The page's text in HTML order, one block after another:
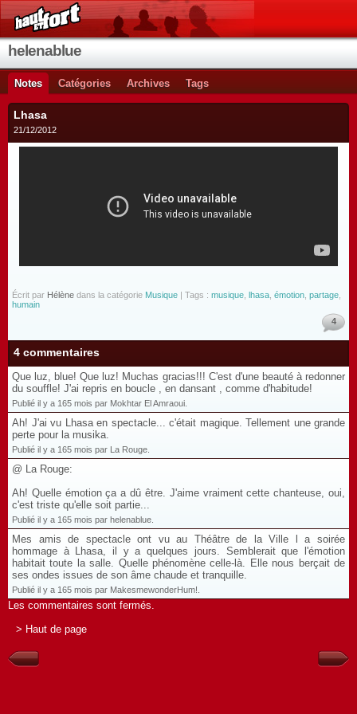
helenablue
Notes Catégories Archives Tags
Lhasa
21/12/2012
Écrit par Hélène dans la catégorie Musique | Tags : musique lhasa émotion partage
humain
4
4 commentaires
Que luz, blue! Que luz! Muchas gracias!!! C'est d'une beauté à redonner
du souffle! J'ai repris en boucle , en dansant , comme d'habitude!
Publié il y a 165 mois par Mokhtar El Amraoui.
Ah! J'ai vu Lhasa en spectacle... c'était magique. Tellement une grande
perte pour la musika.
Publié il y a 165 mois par La Rouge.
@ La Rouge:
Ah! Quelle émotion ça a dû être. J'aime vraiment cette chanteuse, oui,
c'est triste qu'elle soit partie...
Publié il y a 165 mois par helenablue.
Mes amis de spectacle ont vu au Théâtre de la Ville l a soirée
hommage à Lhasa, il y a quelques jours. Semblerait que l'émotion
habitait toute la salle. Quelle phénomène celle-là. Elle nous berçait de
ses ondes issues de son âme chaude et tranquille.
Publié il y a 165 mois par MakesmewonderHum!.
Les commentaires sont fermés.
> Haut de page